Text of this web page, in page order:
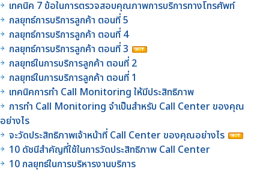
เทคนิค 7 ข้อในการตรวจสอบคุณภาพการบริการทางโทรศัพท์
กลยุทธ์การบริการลูกค้า ตอนที่ 5
กลยุทธ์การบริการลูกค้า ตอนที่ 4
กลยุทธ์การบริการลูกค้า ตอนที่ 3
กลยุทธ์ในการบริการลูกค้า ตอนที่ 2
กลยุทธ์ในการบริการลูกค้า ตอนที่ 1
เทคนิคการทำ Call Monitoring ให้มีประสิทธิภาพ
การทำ Call Monitoring จำเป็นสำหรับ Call Center ของคุณ
อย่างไร
จะวัดประสิทธิภาพเจ้าหน้าที่ Call Center ของคุณอย่างไร
10 ดัชนีสำคัญที่ใช้ในการวัดประสิทธิภาพ Call Center
10 กลยุทธ์ในการบริหารงานบริการ